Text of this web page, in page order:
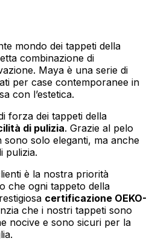
mondo dei tappeti della
combinazione di
Maya è una serie di
per case contemporanee in
con l’estetica.
forza dei tappeti della
di pulizia. Grazie al pelo
solo eleganti, ma anche
pulizia.
è la nostra priorità
che ogni tappeto della
certificazione OEKO-
che i nostri tappeti sono
nocive e sono sicuri per la